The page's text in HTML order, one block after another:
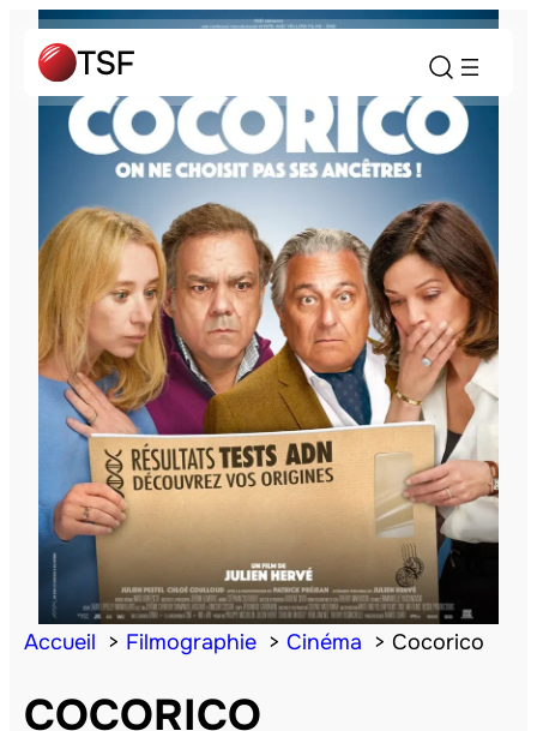
Accueil Filmographie Cinéma Cocorico
COCORICO